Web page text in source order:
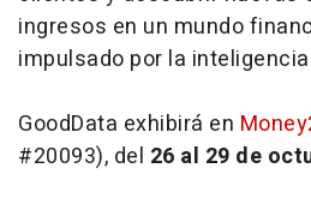
ingresos en un mundo
impulsado por la
GoodData exhibirá en
#20093), del 26 al 29 de